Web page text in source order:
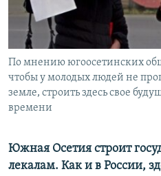
СПОРТ
МИР
БЛОГИ
ГОЛОСА
ЧИТАЕМ ПРЕССУ
АРХИВ РАДИОПРОГРАММЫ
Все сайты РСЕ/РС
По мнению югоосетинских
чтобы у молодых людей не
земле, строить здесь свое
времени
Южная Осетия строит
лекалам. Как и в России,